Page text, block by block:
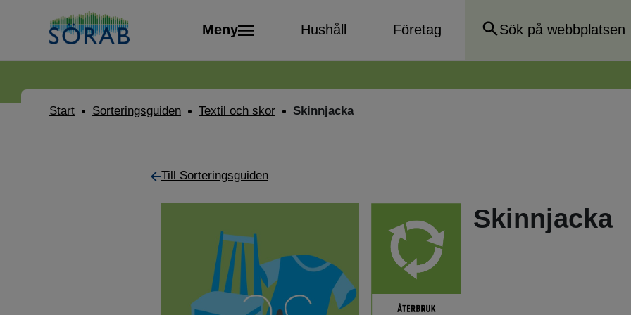
Meny Hushåll Företag
Start Sorteringsguiden Textil och skor Skinnjacka
Till Sorteringsguiden
Skinnjacka